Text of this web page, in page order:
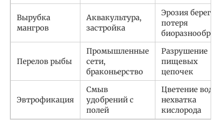
Вырубка
мангров
Аквакультура,
застройка
Эрозия
потеря
Перелов рыбы
Промышленные
сети,
браконьерство
Разрушение
пищевых
цепочек
Эвтрофикация
Смыв
удобрений с
полей
Цветение воды,
нехватка
кислорода